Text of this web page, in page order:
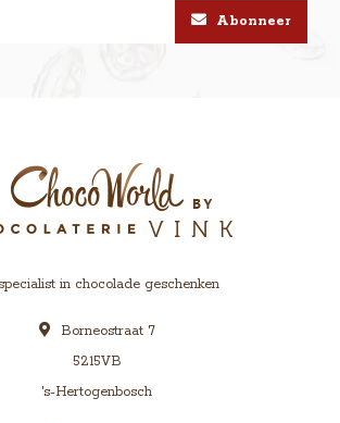
Abonneer
in chocolade geschenken
Borneostraat 7
5215VB
's-Hertogenbosch